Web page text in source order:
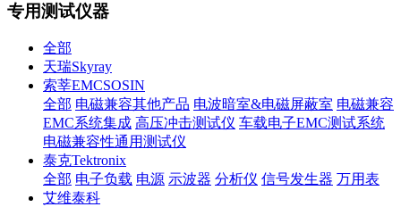
专用测试仪器
全部
天瑞Skyray
索莘EMCSOSIN
全部 电磁兼容其他产品 电波暗室&电磁屏蔽室 电磁兼容
EMC系统集成 高压冲击测试仪 车载电子EMC测试系统
电磁兼容性通用测试仪
泰克Tektronix
全部 电子负载 电源 示波器 分析仪 信号发生器 万用表
艾维泰科